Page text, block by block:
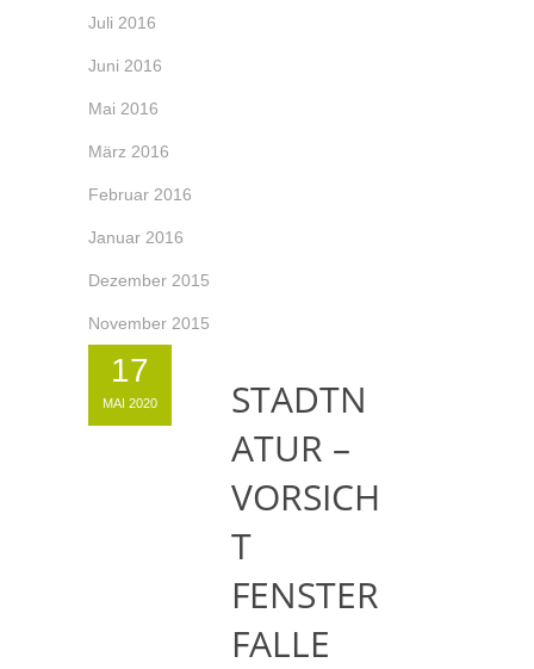
Juli 2016
Juni 2016
Mai 2016
März 2016
Februar 2016
Januar 2016
Dezember 2015
November 2015
17
MAI 2020
STADTN
ATUR –
VORSICH
T
FENSTER
FALLE